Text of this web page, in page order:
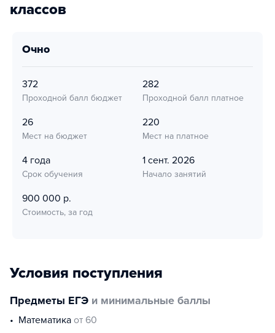
классов
очно
372
Проходной балл бюджет
282
Проходной балл платное
26
Мест на бюджет
220
Мест на платное
4 года
Срок обучения
1 сент. 2026
Начало занятий
900 000 р.
Стоимость, за год
Условия поступления
Предметы ЕГЭ и минимальные баллы
математика от 60